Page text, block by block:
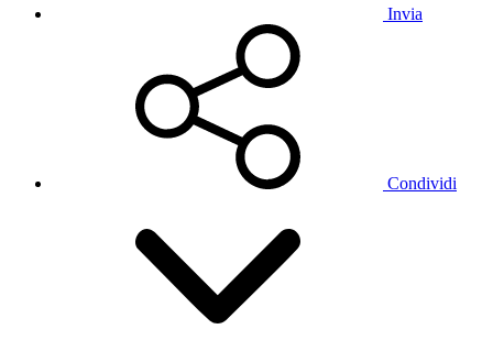
Invia
Condividi